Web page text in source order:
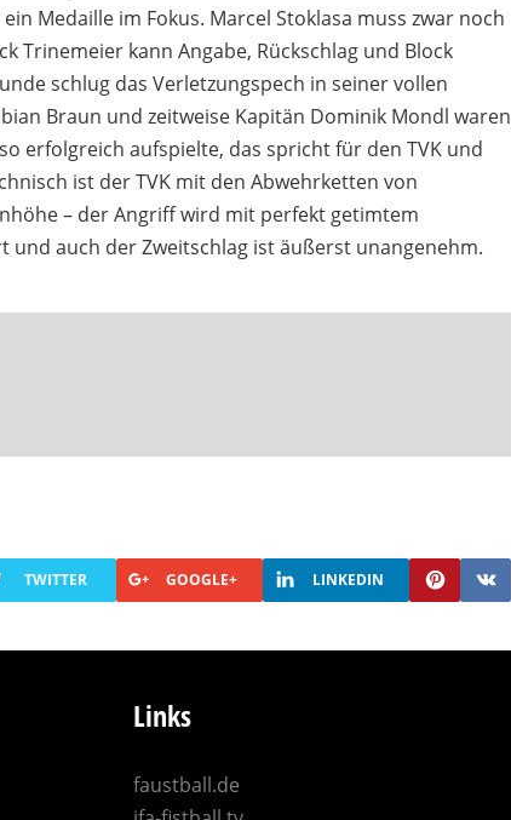
Medaille im Fokus. Marcel Stoklasa muss zwar noch
Trinemeier kann Angabe, Rückschlag und Block
schlug das Verletzungspech in seiner vollen
Braun und zeitweise Kapitän Dominik Mondl waren
erfolgreich aufspielte, das spricht für den TVK und
ist der TVK mit den Abwehrketten von
– der Angriff wird mit perfekt getimtem
und auch der Zweitschlag ist äußerst unangenehm.
TWITTER GOOGLE+ LINKEDIN
Links
faustball.de